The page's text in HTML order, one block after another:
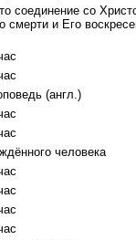
соединение со
смерти и Eго
(англ.)
человека